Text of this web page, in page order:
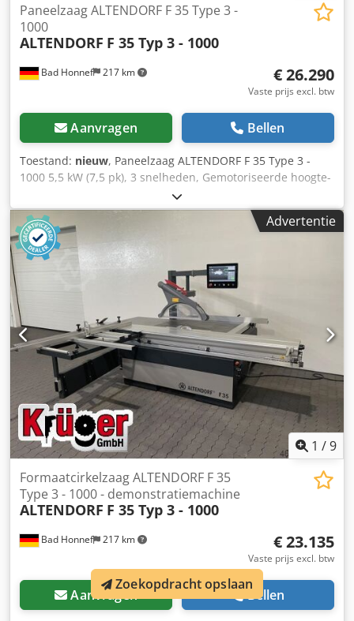
Bad Honnef 217 km
Paneelzaag ALTENDORF F 35 Type 3 -
1000
ALTENDORF F 35 Typ 3 - 1000
€ 26.290
Vaste prijs excl. btw
Aanvragen Bellen
Toestand: nieuw, Paneelzaag ALTENDORF F 35 Type 3 -
1000 5,5 kW (7,5 pk), 3 snelheden, Gemotoriseerde hoogte-
en draaiverstelling, Grote beschermkap, Dubbele rolwagen
3.200 mm, Score-unit met LED-verlichting, CNC
parallelaanslag, snijbreedte 1.000 mm,
Hoekverstekaanslag 3.450 mm, zonder lengtecompensatie,
Tafelbladverlenging/verbreding:, Met hoogwaardig CDF-
oppervlak ----- Technische gegevens ----- Draaibereik: 0 - 46
°, Lengte van de wagen: 3.200 mm, Snijlengte: 3100 mm,
Snijbreedte: 1000 mm, Snijhoogte: 154 mm, maximaal
zaagblad Ø: 450 mm, Motorvermogen: 7,5 kW,
Schermgrootte: 15 inch, Werktafelhoogte: 910 mm,
Dedownr Ehepfx Afnjck Afzuigmondstuk Ø: 80 + 120 mm
Advertentie
1 /9
Bad Honnef 217 km
Formaatcirkelzaag ALTENDORF F 35
Type 3 - 1000 - demonstratiemachine
ALTENDORF F 35 Typ 3 - 1000
€ 23.135
Vaste prijs excl. btw
Aanvragen Bellen
Zoekopdracht opslaan